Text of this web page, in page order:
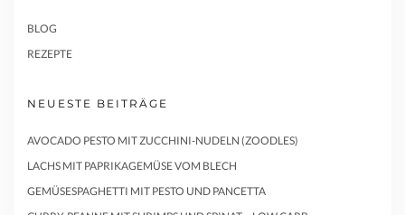
BLOG
REZEPTE
NEUESTE BEITRÄGE
AVOCADO PESTO MIT ZUCCHINI-NUDELN (ZOODLES)
LACHS MIT PAPRIKAGEMÜSE VOM BLECH
GEMÜSESPAGHETTI MIT PESTO UND PANCETTA